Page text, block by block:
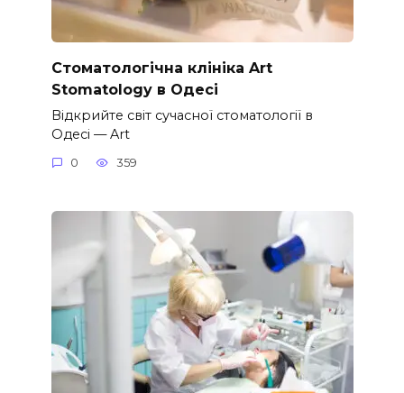
Стоматологічна клініка Art
Stomatology в Одесі
Відкрийте світ сучасної стоматології в
Одесі — Art
0 359